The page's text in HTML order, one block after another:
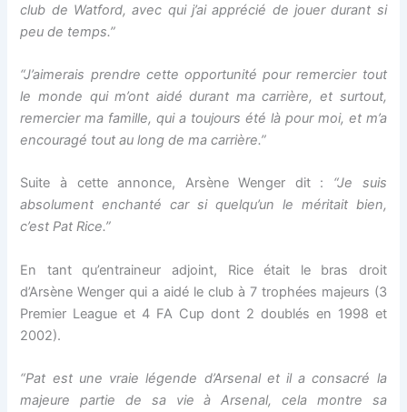
club de Watford, avec qui j’ai apprécié de jouer durant si
peu de temps.”
“J’aimerais prendre cette opportunité pour remercier tout
le monde qui m’ont aidé durant ma carrière, et surtout,
remercier ma famille, qui a toujours été là pour moi, et m’a
encouragé tout au long de ma carrière.”
Suite à cette annonce, Arsène Wenger dit : “Je suis
absolument enchanté car si quelqu’un le méritait bien,
c’est Pat Rice.”
En tant qu’entraineur adjoint, Rice était le bras droit
d’Arsène Wenger qui a aidé le club à 7 trophées majeurs (3
Premier League et 4 FA Cup dont 2 doublés en 1998 et
2002).
“Pat est une vraie légende d’Arsenal et il a consacré la
majeure partie de sa vie à Arsenal, cela montre sa